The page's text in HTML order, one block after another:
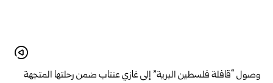
وصول “قافلة فلسطين البرية” إلى غازي عنتاب ضمن رحلتها المتجهة